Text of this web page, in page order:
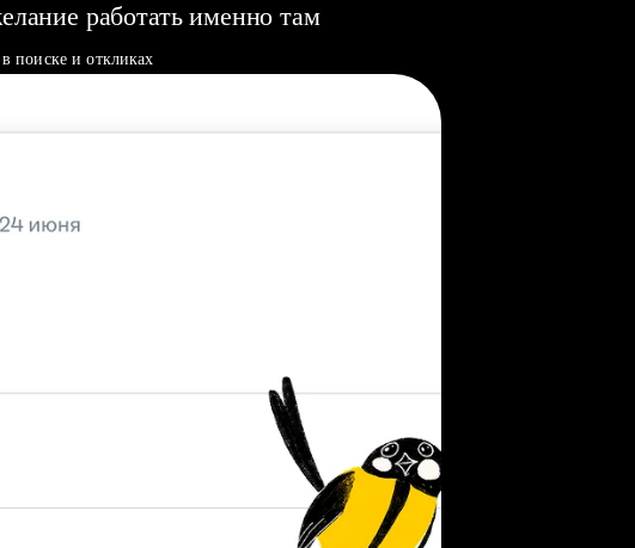
работать именно там
поиске и откликах